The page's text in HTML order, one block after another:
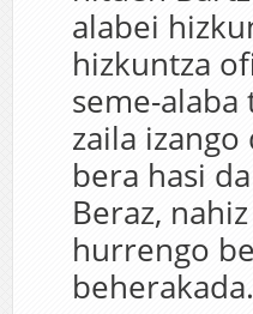
alabei
hizkuntza
seme-
zaila
bera hasi
Beraz,
hurrengo
beherakada.